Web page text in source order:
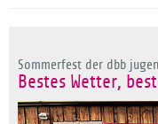
Sommerfest der dbb
Bestes Wetter,